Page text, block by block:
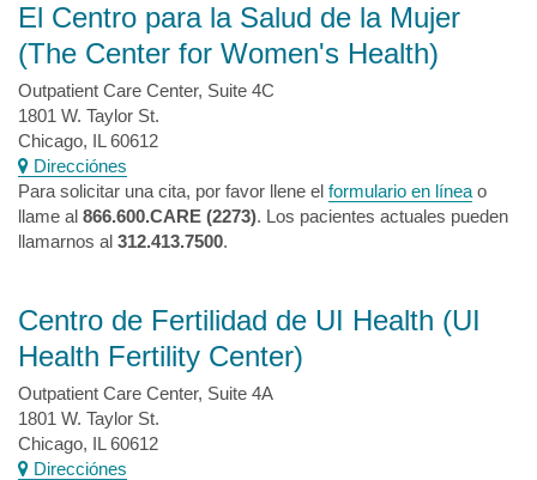
El Centro para la Salud de la Mujer
(The Center for Women's Health)
Outpatient Care Center, Suite 4C
1801 W. Taylor St.
Chicago, IL 60612
Direcciónes
Para solicitar una cita, por favor llene el formulario en línea o
llame al 866.600.CARE (2273). Los pacientes actuales pueden
llamarnos al 312.413.7500.
Centro de Fertilidad de UI Health (UI
Health Fertility Center)
Outpatient Care Center, Suite 4A
1801 W. Taylor St.
Chicago, IL 60612
Direcciónes